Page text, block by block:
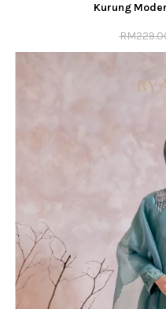
Kurung
RM